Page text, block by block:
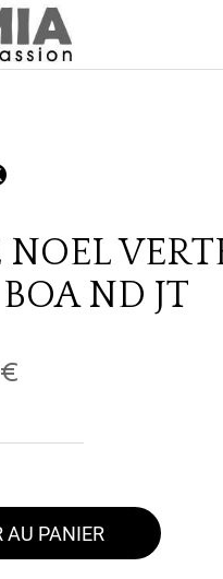
ND JT
AU PANIER